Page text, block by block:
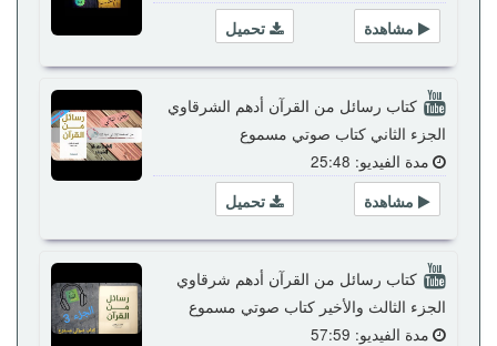
تحميل
مشاهدة
كتاب رسائل من القرآن أدهم الشرقاوي
الجزء الثاني كتاب صوتي مسموع
مدة الفيديو: 25:48
تحميل
مشاهدة
كتاب رسائل من القرآن أدهم شرقاوي
الجزء الثالث والأخير كتاب صوتي مسموع
مدة الفيديو: 57:59